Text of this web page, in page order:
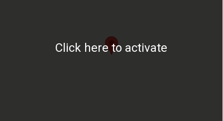
Click here to activate